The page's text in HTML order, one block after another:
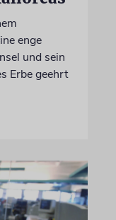
enge
und sein
Erbe geehrt